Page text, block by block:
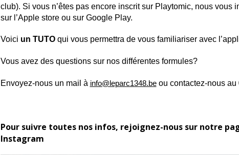
club). Si vous n’êtes pas encore inscrit sur Playtomic, nous vous
sur l’Apple store ou sur Google Play.
Voici un TUTO qui vous permettra de vous familiariser avec
Vous avez des questions sur nos différentes formules?
Envoyez-nous un mail à info@leparc1348.beou contactez-nous au
Pour suivre toutes nos infos, rejoignez-nous sur notre
Instagram